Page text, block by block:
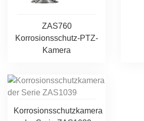
ZAS760
Korrosionsschutz-PTZ-
Kamera
Korrosionsschutzkamera